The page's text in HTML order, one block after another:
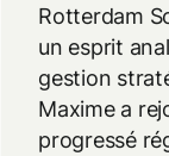
Rotterdam
un esprit
gestion
Maxime a
progressé